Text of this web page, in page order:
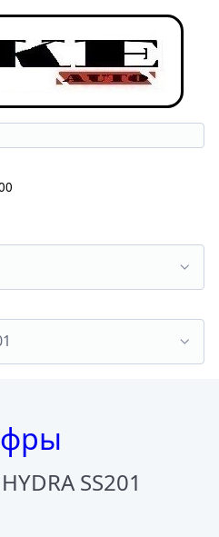
SS201